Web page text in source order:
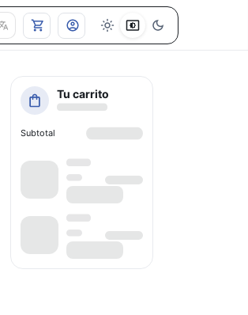
Tu carrito
Subtotal